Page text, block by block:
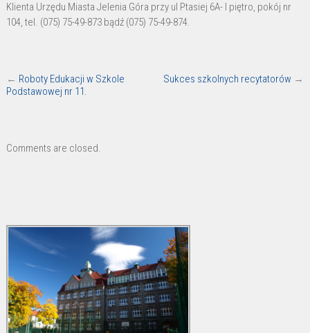
Klienta Urzędu Miasta Jelenia Góra przy ul Ptasiej 6A- I piętro, pokój nr
104, tel. (075) 75-49-873 bądź (075) 75-49-874.
← Roboty Edukacji w Szkole
Podstawowej nr 11.
Sukces szkolnych recytatorów →
Comments are closed.